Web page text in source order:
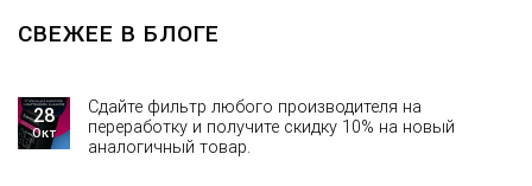
СВЕЖЕЕ В БЛОГЕ
28
Окт
Сдайте фильтр любого производителя на
переработку и получите скидку 10% на новый
аналогичный товар.